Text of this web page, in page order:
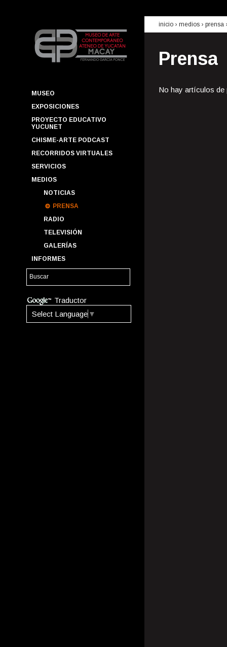
MUSEO
EXPOSICIONES
PROYECTO EDUCATIVO
YUCUNET
CHISME-ARTE PODCAST
RECORRIDOS VIRTUALES
SERVICIOS
MEDIOS
NOTICIAS
PRENSA
RADIO
TELEVISIÓN
GALERÍAS
INFORMES
Traductor
Select Language ▼
inicio › medios › prensa
Prensa
No hay artículos de